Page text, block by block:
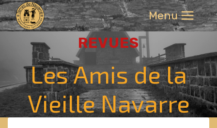
Aller
au
contenu
Menu
REVUES
Les Amis de la
Vieille Navarre